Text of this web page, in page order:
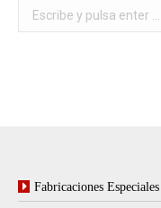
Buscar:
Fabricaciones Especiales